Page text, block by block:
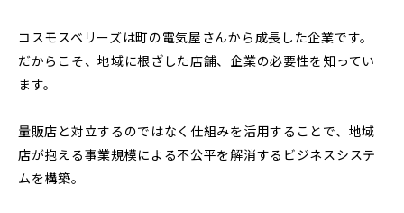
コスモスベリーズは町の電気屋さんから成長した企業です。
だからこそ、地域に根ざした店舗、企業の必要性を知ってい
ます。
量販店と対立するのではなく仕組みを活用することで、地域
店が抱える事業規模による不公平を解消するビジネスシステ
ムを構築。